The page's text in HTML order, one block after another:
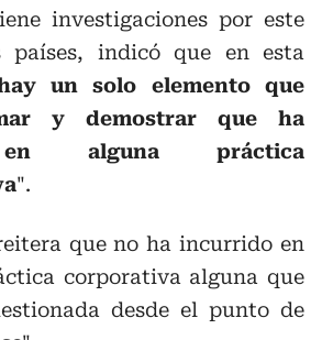
investigaciones por este
países, indicó que en esta
un solo elemento que
y demostrar que ha
alguna práctica
".
que no ha incurrido en
corporativa alguna que
desde el punto de